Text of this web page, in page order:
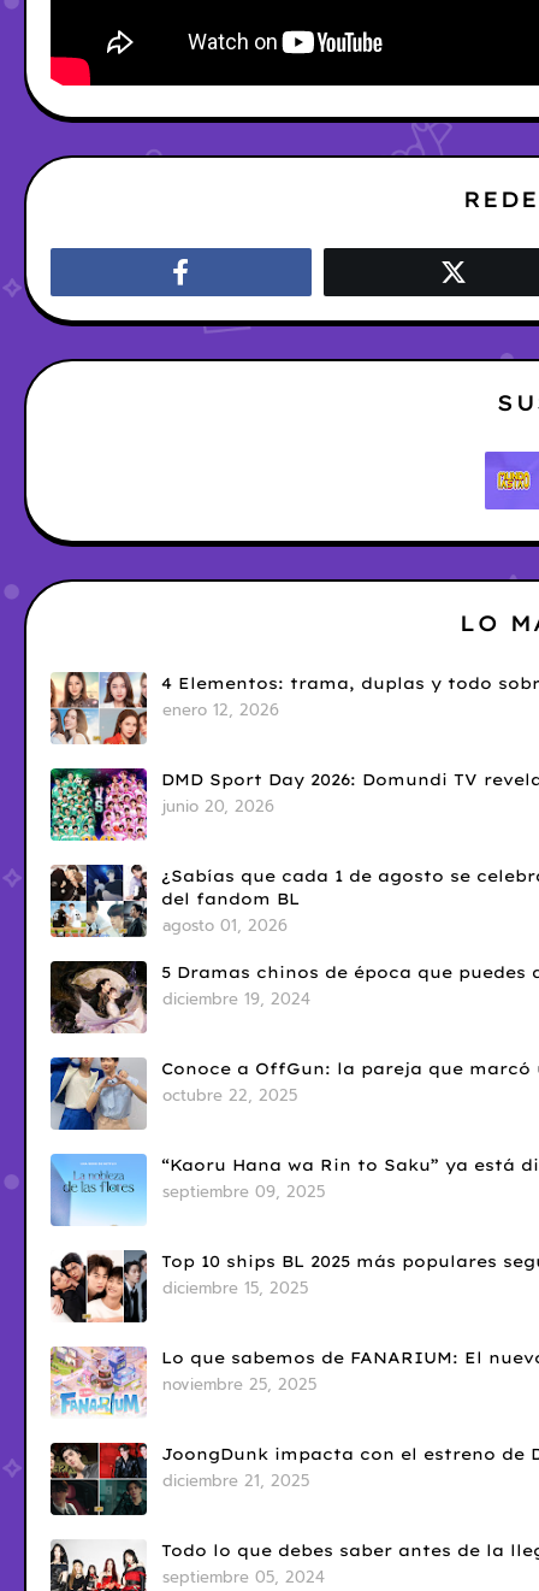
LO
4 Elementos: trama, duplas y todo
enero 12, 2026
DMD Sport Day 2026: Domundi TV
junio 20, 2026
¿Sabías que cada 1 de agosto se
del fandom BL
agosto 01, 2026
5 Dramas chinos de época que
diciembre 19, 2024
Conoce a OffGun: la pareja que
octubre 22, 2025
“Kaoru Hana wa Rin to Saku” ya está
septiembre 09, 2025
Top 10 ships BL 2025 más populares
diciembre 15, 2025
Lo que sabemos de FANARIUM: El
noviembre 25, 2025
JoongDunk impacta con el estreno de
diciembre 21, 2025
Todo lo que debes saber antes de la
septiembre 05, 2024